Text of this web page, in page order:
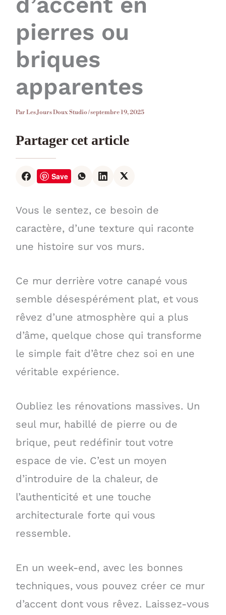
pierres ou
briques
apparentes
ParLes Jours Doux Studio/septembre 19, 2025
Partager cet article
Save
Vous le sentez, ce besoin de
caractère, d’une texture qui raconte
une histoire sur vos murs.
Ce mur derrière votre canapé vous
semble désespérément plat, et vous
rêvez d’une atmosphère qui a plus
d’âme, quelque chose qui transforme
le simple fait d’être chez soi en une
véritable expérience.
Oubliez les rénovations massives. Un
seul mur, habillé de pierre ou de
brique, peut redéfinir tout votre
espace de vie. C’est un moyen
d’introduire de la chaleur, de
l’authenticité et une touche
architecturale forte qui vous
ressemble.
En un week-end, avec les bonnes
techniques, vous pouvez créer ce mur
d’accent dont vous rêvez. Laissez-vous